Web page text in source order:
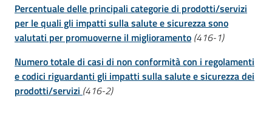
Percentuale delle principali categorie di prodotti/servizi
per le quali gli impatti sulla salute e sicurezza sono
valutati per promuoverne il miglioramento (416-1)
Numero totale di casi di non conformità con i regolamenti
e codici riguardanti gli impatti sulla salute e sicurezza dei
prodotti/servizi (416-2)